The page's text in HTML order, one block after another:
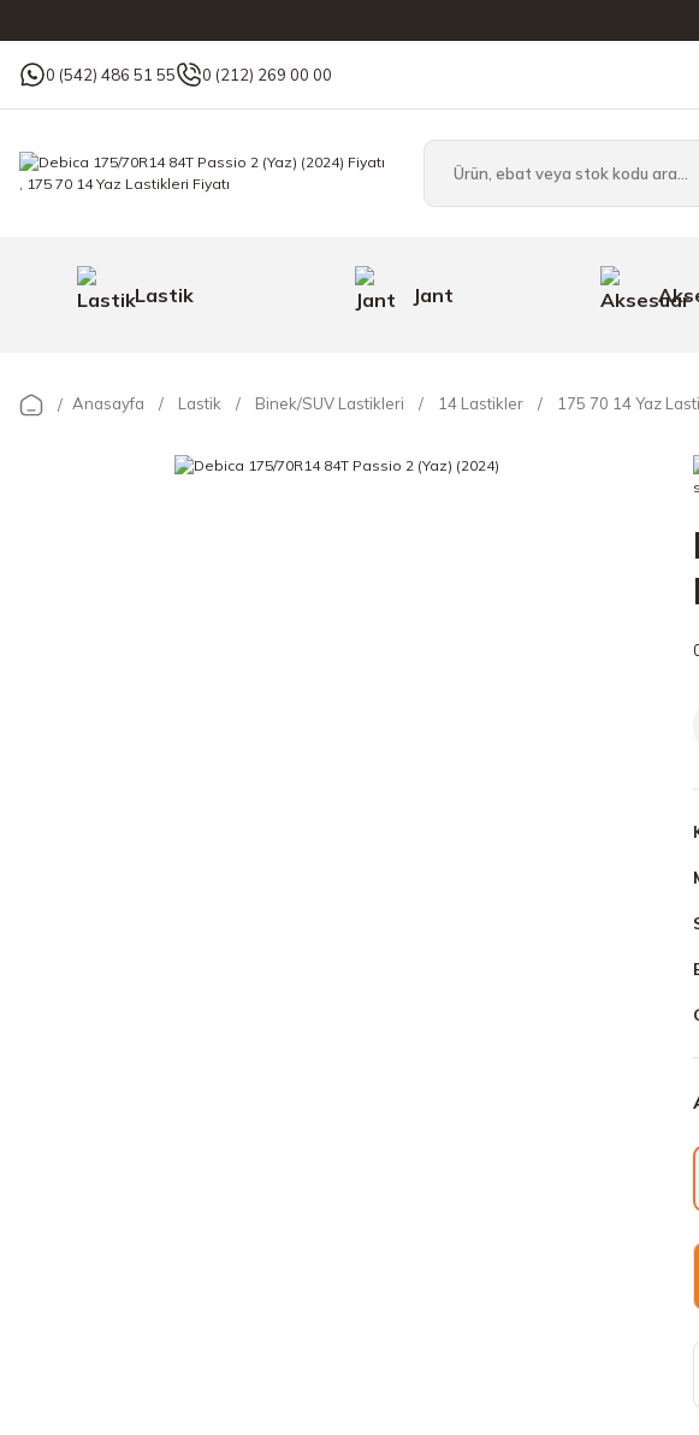
0 (542) 486 51 55 0 (212) 269 00 00
Lastik Jant
Anasayfa Lastik Binek/SUV Lastikleri 14 Lastikler 175 70 14 Yaz